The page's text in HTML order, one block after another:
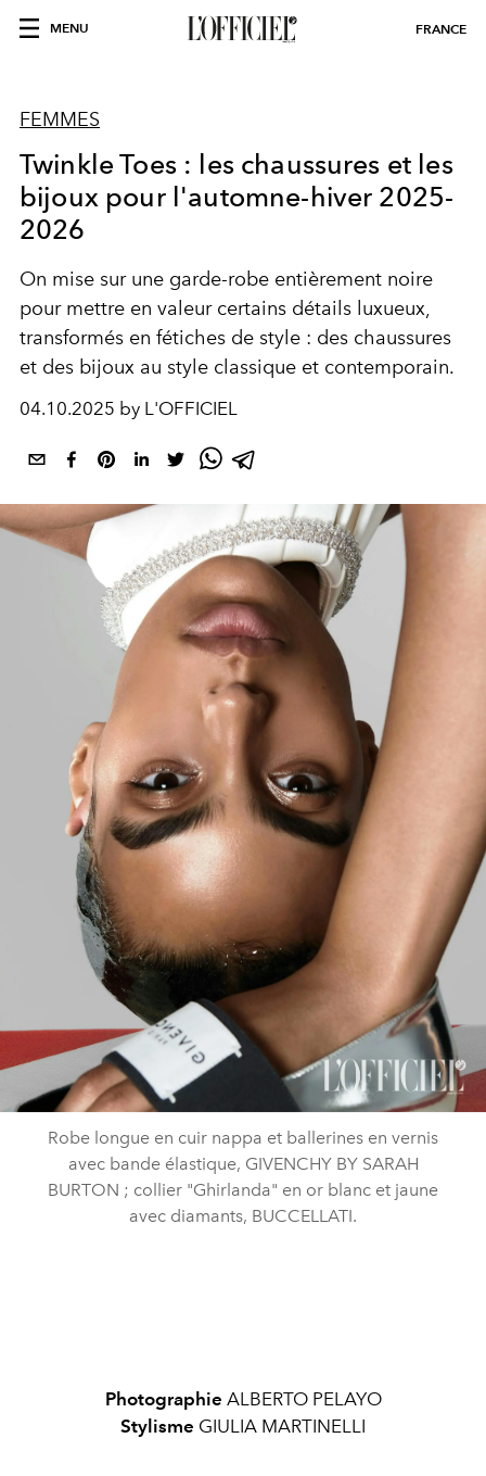
MENU FRANCE
FEMMES
Twinkle Toes : les chaussures et les
bijoux pour l'automne-hiver 2025-
2026
On mise sur une garde-robe entièrement noire
pour mettre en valeur certains détails luxueux,
transformés en fétiches de style : des chaussures
et des bijoux au style classique et contemporain.
04.10.2025 by L'OFFICIEL
Robe longue en cuir nappa et ballerines en vernis
avec bande élastique, GIVENCHY BY SARAH
BURTON ; collier "Ghirlanda" en or blanc et jaune
avec diamants, BUCCELLATI.
Photographie ALBERTO PELAYO
Stylisme GIULIA MARTINELLI